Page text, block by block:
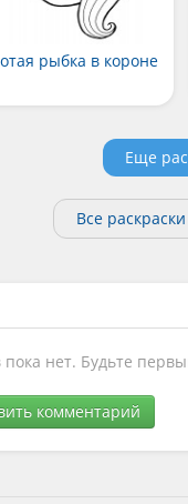
рыбка в короне
Еще
Все
нет. Будьте
комментарий